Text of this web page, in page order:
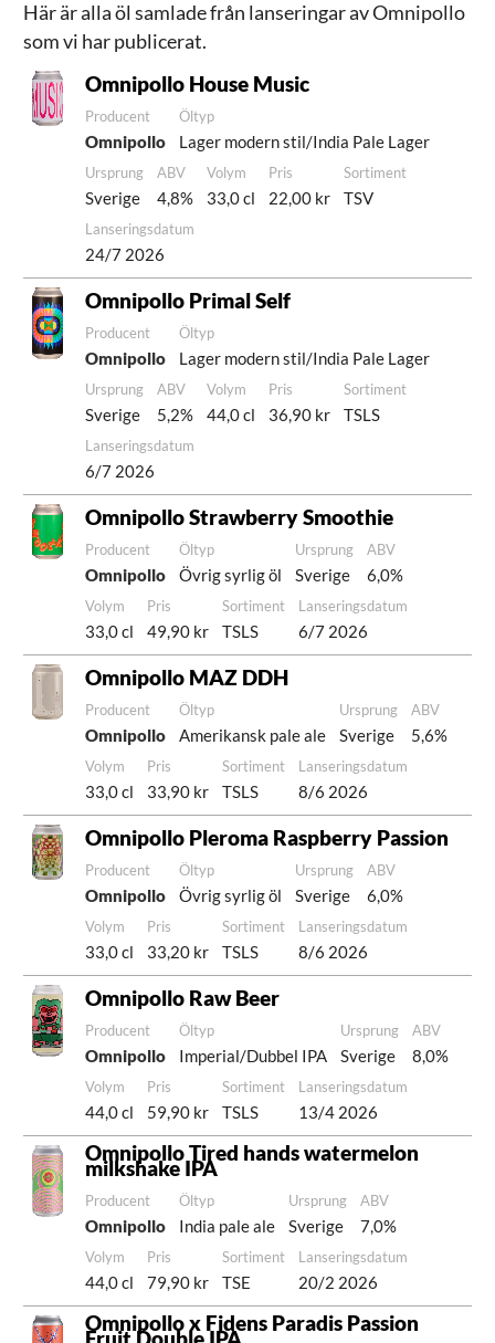
Här är alla öl samlade från lanseringar av Omnipollo
som vi har publicerat.
Omnipollo House Music
Producent
Omnipollo
Öltyp
Lager modern stil/India Pale Lager
Ursprung
Sverige
ABV
4,8%
Volym
33,0 cl
Pris
22,00 kr
Sortiment
TSV
Lanseringsdatum
24/7 2026
Omnipollo Primal Self
Producent
Omnipollo
Öltyp
Lager modern stil/India Pale Lager
Ursprung
Sverige
ABV
5,2%
Volym
44,0 cl
Pris
36,90 kr
Sortiment
TSLS
Lanseringsdatum
6/7 2026
Omnipollo Strawberry Smoothie
Producent
Omnipollo
Öltyp
Övrig syrlig öl
Ursprung
Sverige
ABV
6,0%
Volym
33,0 cl
Pris
49,90 kr
Sortiment
TSLS
Lanseringsdatum
6/7 2026
Omnipollo MAZ DDH
Producent
Omnipollo
Öltyp
Amerikansk pale ale
Ursprung
Sverige
ABV
5,6%
Volym
33,0 cl
Pris
33,90 kr
Sortiment
TSLS
Lanseringsdatum
8/6 2026
Omnipollo Pleroma Raspberry Passion
Producent
Omnipollo
Öltyp
Övrig syrlig öl
Ursprung
Sverige
ABV
6,0%
Volym
33,0 cl
Pris
33,20 kr
Sortiment
TSLS
Lanseringsdatum
8/6 2026
Omnipollo Raw Beer
Producent
Omnipollo
Öltyp
Imperial/Dubbel IPA
Ursprung
Sverige
ABV
8,0%
Volym
44,0 cl
Pris
59,90 kr
Sortiment
TSLS
Lanseringsdatum
13/4 2026
Omnipollo Tired hands watermelon
milkshake IPA
Producent
Omnipollo
Öltyp
India pale ale
Ursprung
Sverige
ABV
7,0%
Volym
44,0 cl
Pris
79,90 kr
Sortiment
TSE
Lanseringsdatum
20/2 2026
Omnipollo x Fidens Paradis Passion